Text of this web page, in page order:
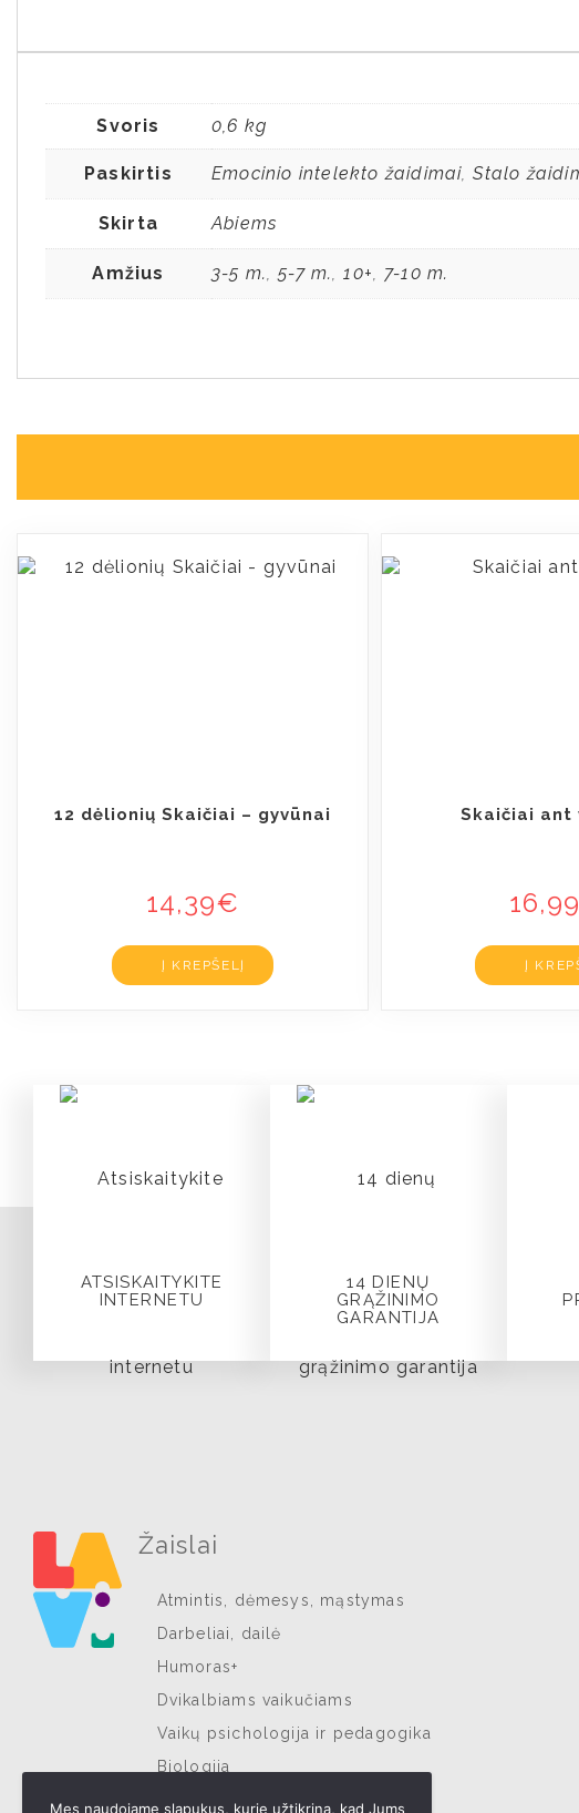
Svoris 0,6 kg
Paskirtis Emocinio intelekto žaidimai,Stalo
Skirta Abiems
Amžius 3-5 m.,5-7 m.,10+, 7-10 m.
12 dėlionių Skaičiai – gyvūnai
14,39€
Į KREPŠELĮ
Skaičiai ant
16,99
Į
ATSISKAITYKITE
INTERNETU
14 DIENŲ
GRĄŽINIMO
GARANTIJA
Žaislai
Atmintis, dėmesys, mąstymas
Darbeliai, dailė
Humoras+
Dvikalbiams vaikučiams
Vaikų psichologija ir pedagogika
Biologija
Muzika ir ritmas
Mes naudojame slapukus, kurie užtikrina, kad Jums